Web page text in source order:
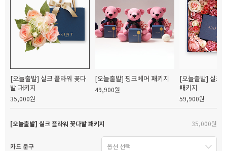
[오늘출발] 실크 플라워 꽃다
발 패키지
35,000원
[오늘출발] 핑크베어 패키지
49,900원
[오늘출발] 실크
패키지
59,900원
[오늘출발] 실크 플라워 꽃다발 패키지 35,000원
카드 문구